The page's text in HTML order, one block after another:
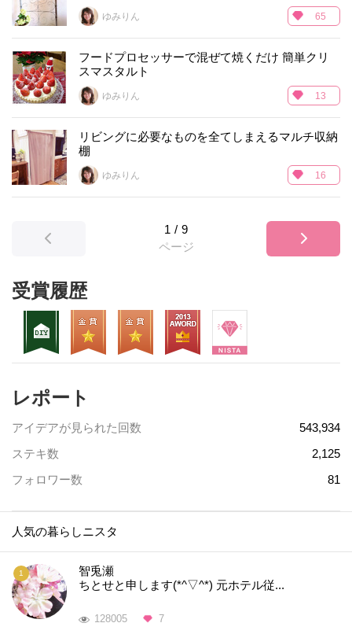
ゆみりん 65
フードプロセッサーで混ぜて焼くだけ 簡単クリ
スマスタルト
ゆみりん 13
リビングに必要なものを全てしまえるマルチ収納
棚
ゆみりん 16
1 / 9
ページ
受賞履歴
レポート
アイデアが見られた回数
543,934
ステキ数
2,125
フォロワー数
81
人気の暮らしニスタ
智兎瀬
ちとせと申します(*^▽^*) 元ホテル従...
128005 7